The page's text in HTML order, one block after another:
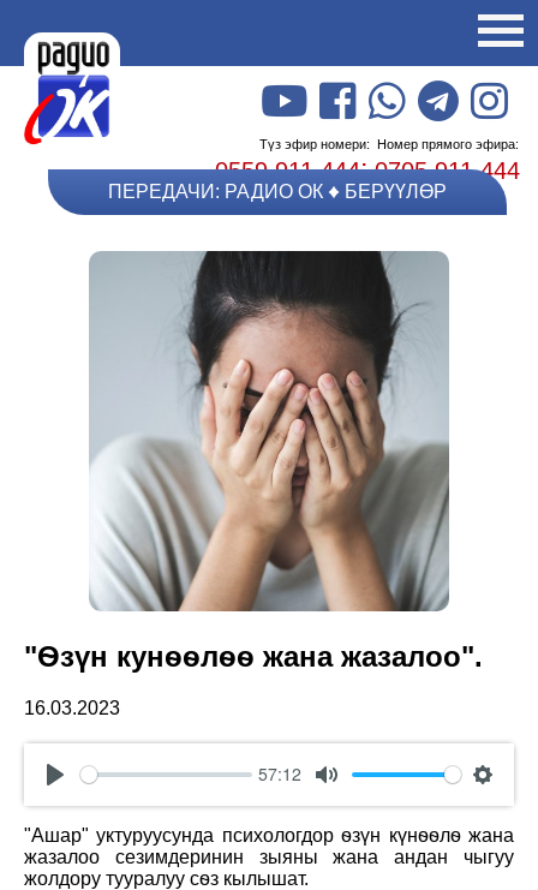
Түз эфир номери: Номер прямого эфира:
0559 911 444;0705 911 444
ПЕРЕДАЧИ: РАДИО ОК БЕРҮҮЛӨР
"Ѳзүн кунѳѳлѳѳ жана жазалоо".
16.03.2023
Play
57:12
Mute
"Ашар" уктуруусунда психологдор ѳзүн күнѳѳлѳ жана
жазалоо сезимдеринин зыяны жана андан чыгуу
жолдору тууралуу сѳз кылышат.